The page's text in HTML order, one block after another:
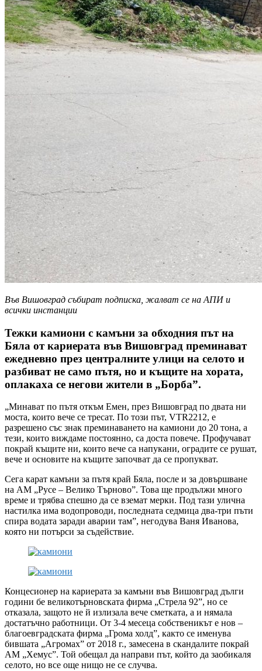
Във Вишовград събират подписка, жалват се на АПИ и
всички инстанции
Тежки камиони с камъни за обходния път на
Бяла от кариерата във Вишовград преминават
ежедневно през централните улици на селото и
разбиват не само пътя, но и къщите на хората,
оплакаха се негови жители в „Борба”.
„Минават по пътя откъм Емен, през Вишовград по двата ни
моста, които вече се тресат. По този път, VTR2212, е
разрешено със знак преминаването на камиони до 20 тона, а
тези, които виждаме постоянно, са доста повече. Профучават
покрай къщите ни, които вече са напукани, оградите се рушат,
вече и основите на къщите започват да се пропукват.
Сега карат камъни за пътя край Бяла, после и за довършване
на АМ „Русе – Велико Търново”. Това ще продължи много
време и трябва спешно да се вземат мерки. Под тази улична
настилка има водопроводи, последната седмица два-три пъти
спира водата заради аварии там”, негодува Ваня Иванова,
която ни потърси за съдействие.
Концесионер на кариерата за камъни във Вишовград дълги
години бе великотърновската фирма „Стрела 92”, но се
отказала, защото не й излизала вече сметката, а и нямала
достатъчно работници. От 3-4 месеца собственикът е нов –
благоевградската фирма „Грома холд”, както се именува
бившата „Агромах” от 2018 г., замесена в скандалите покрай
АМ „Хемус”. Той обещал да направи път, който да заобикаля
селото, но все още нищо не се случва.